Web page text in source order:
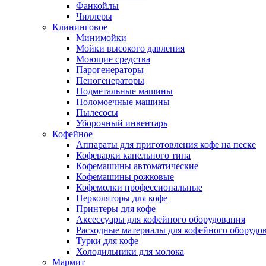
Фанкойлы
Чиллеры
Клининговое
Минимойки
Мойки высокого давления
Моющие средства
Парогенераторы
Пеногенераторы
Подметальные машины
Поломоечные машины
Пылесосы
Уборочный инвентарь
Кофейное
Аппараты для приготовления кофе на песке
Кофеварки капельного типа
Кофемашины автоматические
Кофемашины рожковые
Кофемолки профессиональные
Перколяторы для кофе
Принтеры для кофе
Аксессуары для кофейного оборудования
Расходные материалы для кофейного
Турки для кофе
Холодильники для молока
Мармит